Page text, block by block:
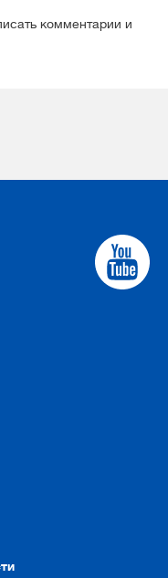
комментарии и